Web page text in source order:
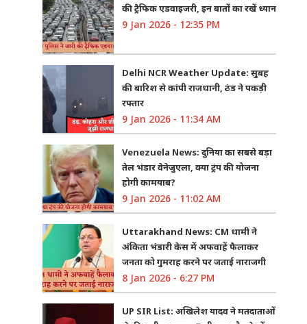
की ट्रैफिक एडवाइजरी, इन बातों का रखें ध्यान
9 Jan 2026 - 12:35 PM
Delhi NCR Weather Update: सुबह
की बारिश से कांपी राजधानी, ठंड ने पकड़ी
रफ्तार
9 Jan 2026 - 11:34 AM
Venezuela News: दुनिया का सबसे बड़ा
तेल भंडार वेनेजुएला, क्या ट्रंप की योजना
होगी कामयाब?
9 Jan 2026 - 11:02 AM
Uttarakhand News: CM धामी ने
अंकिता भंडारी केस में अफवाहें फैलाकर
जनता को गुमराह करने पर जताई नाराजगी
8 Jan 2026 - 6:27 PM
UP SIR List: अखिलेश यादव ने मतदाताओं